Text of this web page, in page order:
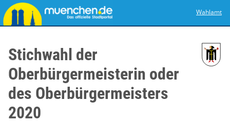
Wahlamt
Stichwahl der
Oberbürgermeisterin oder
des Oberbürgermeisters
2020